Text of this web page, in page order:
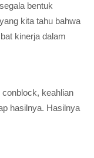
bentuk
kita tahu bahwa
kinerja dalam
keahlian
hasilnya. Hasilnya